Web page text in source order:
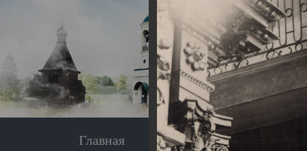
Главная Экскурсия